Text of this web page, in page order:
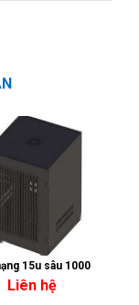
15u sâu 1000
Liên hệ